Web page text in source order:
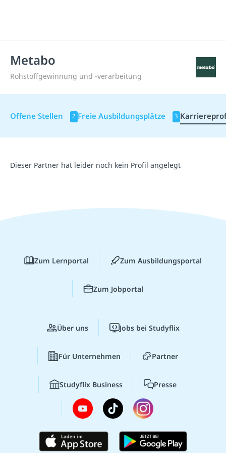
Metabo
Rohstoffgewinnung und -verarbeitung
Offene Stellen 2 Freie Ausbildungsplätze 3
Dieser Partner hat leider noch kein Profil angelegt
Zum Lernportal Zum Ausbildungsportal
Zum Jobportal
Über uns Jobs bei Studyflix
Für Unternehmen Partner
Studyflix Business Presse